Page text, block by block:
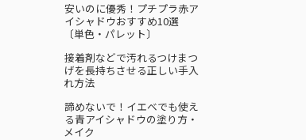
安いのに優秀！プチプラ赤ア
イシャドウおすすめ10選
〔単色・パレット〕
接着剤などで汚れるつけまつ
げを長持ちさせる正しい手入
れ方法
諦めないで！イエベでも使え
る青アイシャドウの塗り方・
メイク